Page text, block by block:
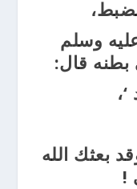
وسلم
بطنه قال:
‘،
بعثك الله
!